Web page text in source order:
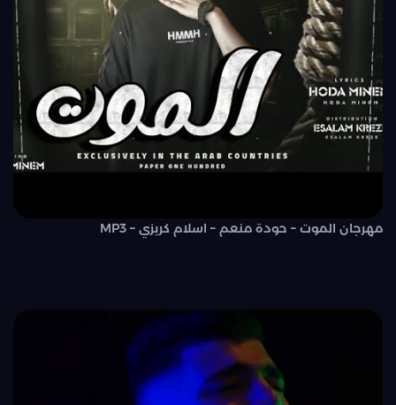
مهرجان الموت – حودة منعم – اسلام كريزي – MP3